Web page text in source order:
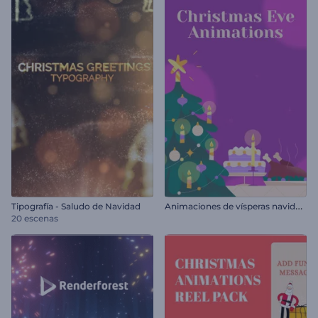
Tipografía - Saludo de Navidad
20 escenas
A
nimaciones de vísperas navideñas